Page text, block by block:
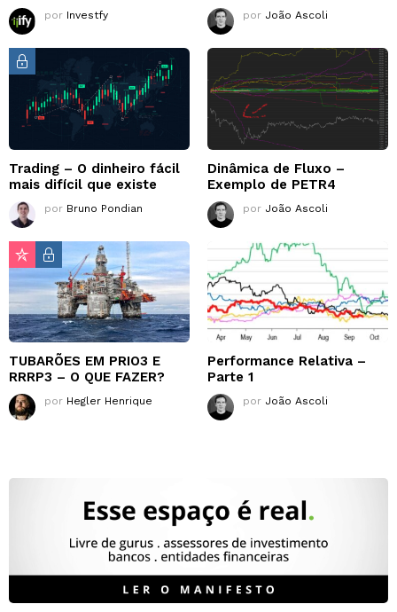
por Investfy por João Ascoli
Trading – O dinheiro fácil
mais difícil que existe
por Bruno Pondian
Dinâmica de Fluxo –
Exemplo de PETR4
por João Ascoli
TUBARÕES EM PRIO3 E
RRRP3 – O QUE FAZER?
por Hegler Henrique
Performance Relativa –
Parte 1
por João Ascoli